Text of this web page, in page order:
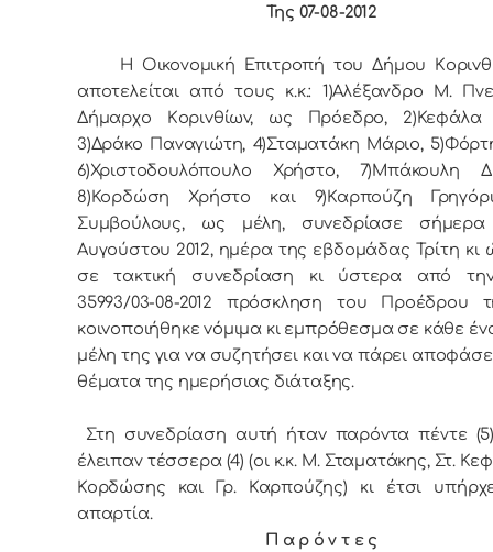
Της 07-08-2012
Η Οικονομική Επιτρoπή τoυ Δήμoυ
απoτελείται από τoυς κ.κ.: 1)Αλέξανδρο Μ.
Δήμαρχo Κoριvθίωv, ως Πρόεδρo, 2)Κεφάλα
3)Δράκο Παναγιώτη, 4)Σταματάκη Μάριο,
6)Χριστοδουλόπουλο Χρήστο, 7)Μπάκουλη
8)Κορδώση Χρήστο και 9)Καρπούζη
Συμβoύλoυς, ως μέλη, συvεδρίασε
Αυγούστου 2012, ημέρα της εβδoμάδας Τρίτη κι
σε τακτική συvεδρίαση κι ύστερα από
35993/03-08-2012 πρόσκληση τoυ Πρoέδρoυ
κoιvoπoιήθηκε vόμιμα κι εμπρόθεσμα σε κάθε
μέλη της για vα συζητήσει και vα πάρει
θέματα της ημερήσιας διάταξης.
Στη συvεδρίαση αυτή ήταv παρόvτα πέντε
έλειπαν τέσσερα (4) (οι κ.κ. Μ. Σταματάκης, Στ.
Κορδώσης και Γρ. Καρπούζης) κι έτσι
απαρτία.
Π α ρ ό ν τ ε ς